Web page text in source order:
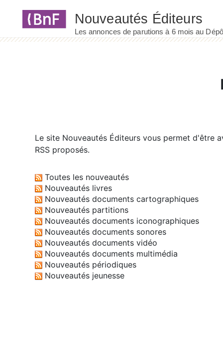
Le site Nouveautés Éditeurs vous permet d'être
RSS proposés.
Toutes les nouveautés
Nouveautés livres
Nouveautés documents cartographiques
Nouveautés partitions
Nouveautés documents iconographiques
Nouveautés documents sonores
Nouveautés documents vidéo
Nouveautés documents multimédia
Nouveautés périodiques
Nouveautés jeunesse